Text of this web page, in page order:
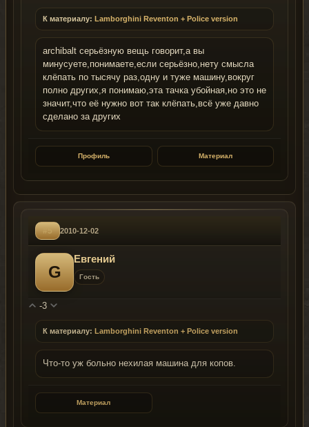
К материалу: Lamborghini Reventon + Police version
archibalt серьёзную вещь говорит,а вы
минусуете,понимаете,если серьёзно,нету смысла
клёпать по тысячу раз,одну и туже машину,вокруг
полно других,я понимаю,эта тачка убойная,но это не
значит,что её нужно вот так клёпать,всё уже давно
сделано за других
Профиль Материал
#5 2010-12-02
G
Евгений
Гость
-3
К материалу: Lamborghini Reventon + Police version
Что-то уж больно нехилая машина для копов.
Материал